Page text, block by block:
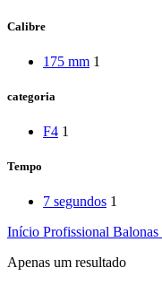
Calibre
175 mm 1
categoria
F4 1
Tempo
7 segundos 1
Início Profissional Balonas
Apenas um resultado